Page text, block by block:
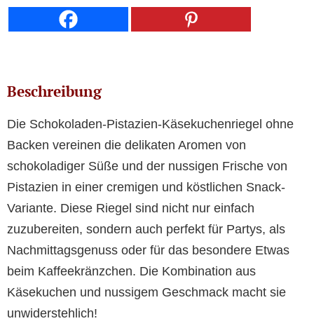
Beschreibung
Die Schokoladen-Pistazien-Käsekuchenriegel ohne
Backen vereinen die delikaten Aromen von
schokoladiger Süße und der nussigen Frische von
Pistazien in einer cremigen und köstlichen Snack-
Variante. Diese Riegel sind nicht nur einfach
zuzubereiten, sondern auch perfekt für Partys, als
Nachmittagsgenuss oder für das besondere Etwas
beim Kaffeekränzchen. Die Kombination aus
Käsekuchen und nussigem Geschmack macht sie
unwiderstehlich!